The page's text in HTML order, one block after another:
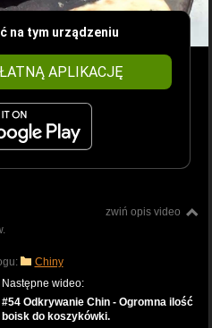
na tym urządzeniu
APLIKACJĘ
zwiń opis video
Chiny
Następne wideo:
#54 Odkrywanie Chin - Ogromna ilość
boisk do koszykówki.